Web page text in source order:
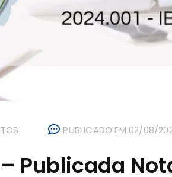
PUBLICADO EM 02/08/
Publicada